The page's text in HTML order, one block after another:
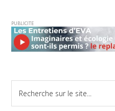
PUBLICITE